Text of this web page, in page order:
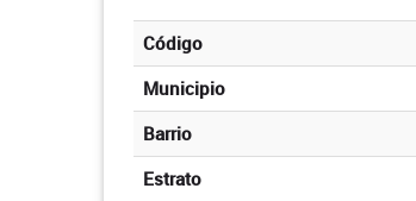
Código
Municipio
Barrio
Estrato